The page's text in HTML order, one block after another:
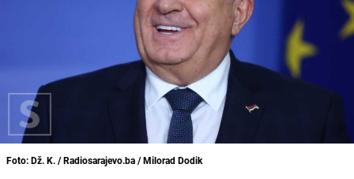
Foto: Dž. K. / Radiosarajevo.ba / Milorad Dodik